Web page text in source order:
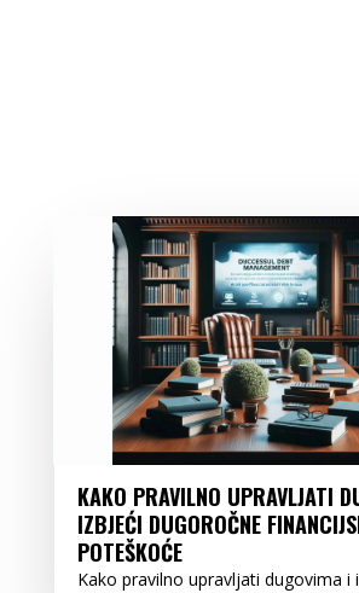
KAKO PRAVILNO UPRAVLJATI
IZBJEĆI DUGOROČNE
POTEŠKOĆE
Kako pravilno upravljati dugovima i